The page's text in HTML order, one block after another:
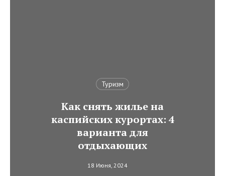
Туризм
Как снять жилье на
каспийских курортах: 4
варианта для
отдыхающих
18 Июня, 2024